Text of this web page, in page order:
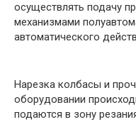
осуществлять подачу
механизмами
автоматического
Нарезка колбасы и
оборудовании
подаются в зону